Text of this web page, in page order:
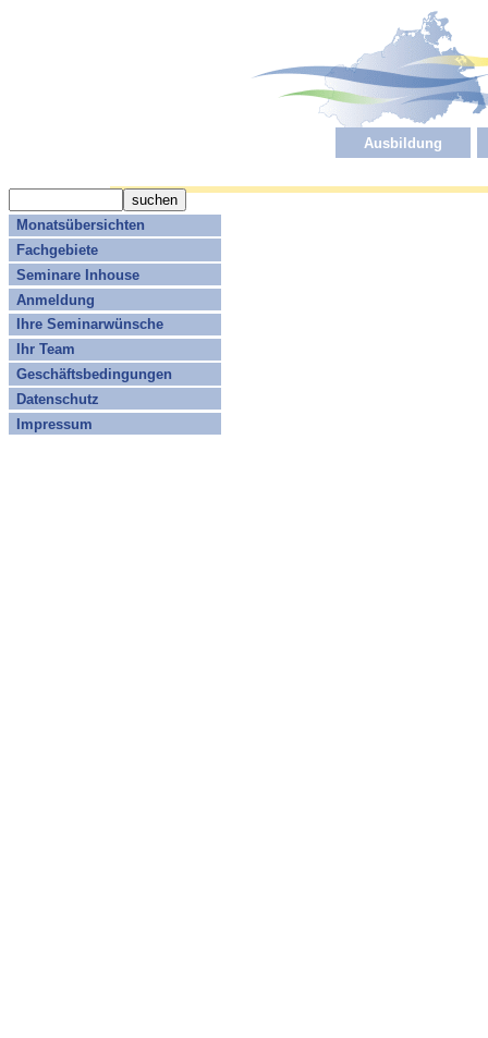
Ausbildung
Monatsübersichten
Fachgebiete
Seminare Inhouse
Anmeldung
Ihre Seminarwünsche
Ihr Team
Geschäftsbedingungen
Datenschutz
Impressum